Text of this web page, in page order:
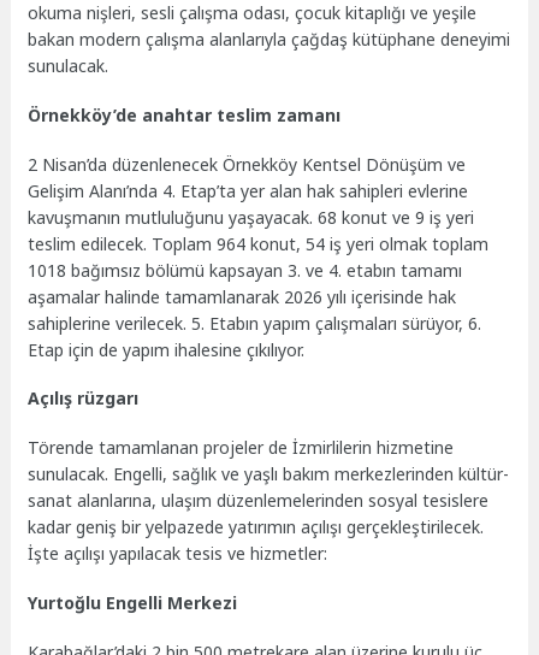
okuma nişleri, sesli çalışma odası, çocuk kitaplığı ve yeşile
bakan modern çalışma alanlarıyla çağdaş kütüphane deneyimi
sunulacak.
Örnekköy’de anahtar teslim zamanı
2 Nisan’da düzenlenecek Örnekköy Kentsel Dönüşüm ve
Gelişim Alanı’nda 4. Etap’ta yer alan hak sahipleri evlerine
kavuşmanın mutluluğunu yaşayacak. 68 konut ve 9 iş yeri
teslim edilecek. Toplam 964 konut, 54 iş yeri olmak toplam
1018 bağımsız bölümü kapsayan 3. ve 4. etabın tamamı
aşamalar halinde tamamlanarak 2026 yılı içerisinde hak
sahiplerine verilecek. 5. Etabın yapım çalışmaları sürüyor, 6.
Etap için de yapım ihalesine çıkılıyor.
Açılış rüzgarı
Törende tamamlanan projeler de İzmirlilerin hizmetine
sunulacak. Engelli, sağlık ve yaşlı bakım merkezlerinden kültür-
sanat alanlarına, ulaşım düzenlemelerinden sosyal tesislere
kadar geniş bir yelpazede yatırımın açılışı gerçekleştirilecek.
İşte açılışı yapılacak tesis ve hizmetler:
Yurtoğlu Engelli Merkezi